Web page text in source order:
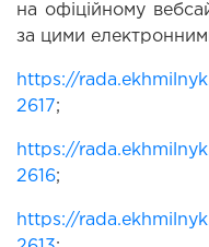
на офіційному
за цими
https://
2617 ;
https://
2616;
https://